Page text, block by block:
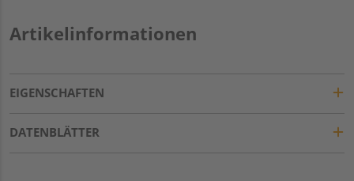
Artikelinformationen
EIGENSCHAFTEN
DATENBLÄTTER